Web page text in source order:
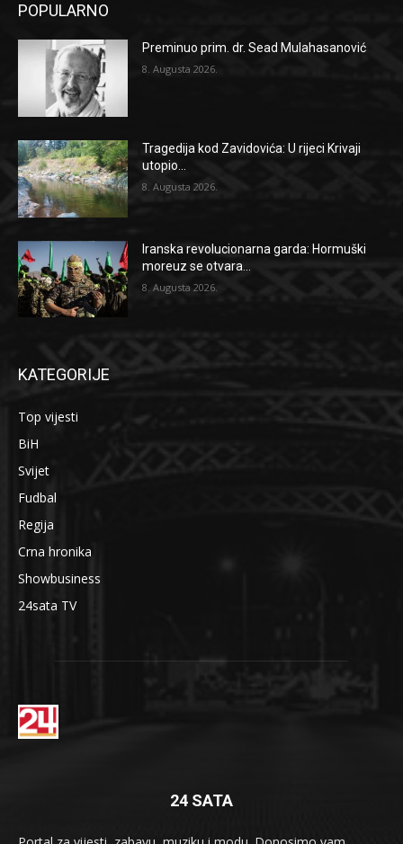
POPULARNO
Preminuo prim. dr. Sead Mulahasanović
8. Augusta 2026.
Tragedija kod Zavidovića: U rijeci Krivaji
utopio...
8. Augusta 2026.
Iranska revolucionarna garda: Hormuški
moreuz se otvara...
8. Augusta 2026.
KATEGORIJE
Top vijesti
BiH
Svijet
Fudbal
Regija
Crna hronika
Showbusiness
24sata TV
24 SATA